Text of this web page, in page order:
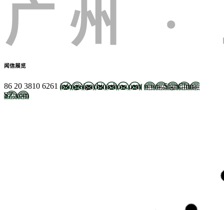
闻信展览
86 20 3810 6261 info@signchinashow.com www.SignChina-
SZ.com